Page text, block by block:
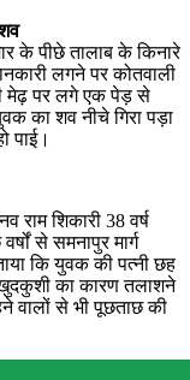
के पीछे तालाब के किनारे
लगने पर कोतवाली
मेढ़ पर लगे एक पेड़ से
का शव नीचे गिरा पड़ा
पाई।
राम शिकारी 38 वर्ष
से समनापुर मार्ग
कि युवक की पत्नी छह
का कारण तलाशने
से भी पूछताछ की